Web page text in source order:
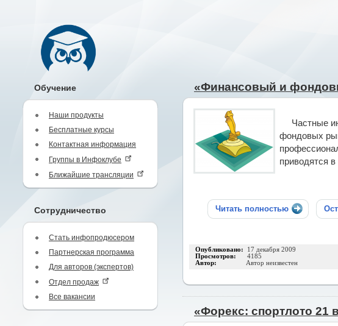
Обучение
Наши продукты
Бесплатные курсы
Контактная информация
Группы в Инфоклубе
Ближайшие трансляции
Сотрудничество
Стать инфопродюсером
Партнерская программа
Для авторов (экспертов)
Отдел продаж
Все вакансии
«Финансовый и
Частные
фондовых
приводятся
Читать полностью
Опубликовано: 17 декабря 2009
Просмотров: 4185
Автор: Автор неизвестен
«Форекс: спортлото 21